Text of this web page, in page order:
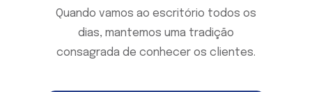
Quando vamos ao escritório todos os
dias, mantemos uma tradição
consagrada de conhecer os clientes.